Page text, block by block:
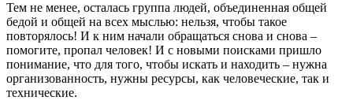
Тем не менее, осталась группа людей, объединенная общей
бедой и общей на всех мыслью: нельзя, чтобы такое
повторялось! И к ним начали обращаться снова и снова –
помогите, пропал человек! И с новыми поисками пришло
понимание, что для того, чтобы искать и находить – нужна
организованность, нужны ресурсы, как человеческие, так и
технические.